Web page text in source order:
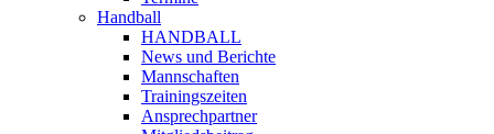
Handball
HANDBALL
News und Berichte
Mannschaften
Trainingszeiten
Ansprechpartner